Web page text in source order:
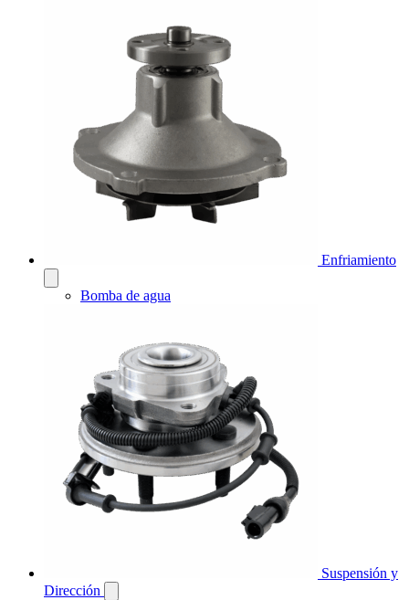
Enfriamiento
Bomba de agua
Suspensión y
Dirección